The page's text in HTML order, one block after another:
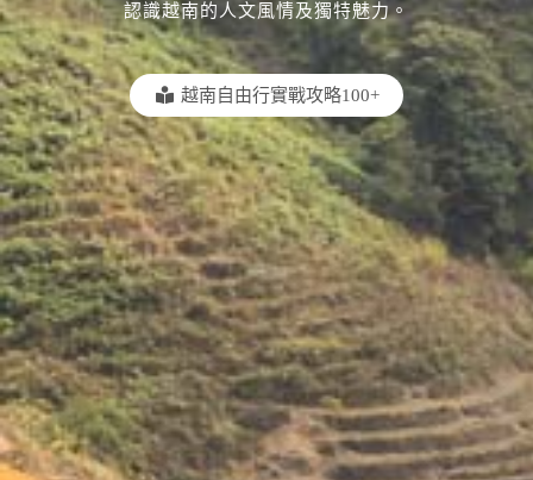
認識越南的人文風情及獨特魅力。
越南自由行實戰攻略100+